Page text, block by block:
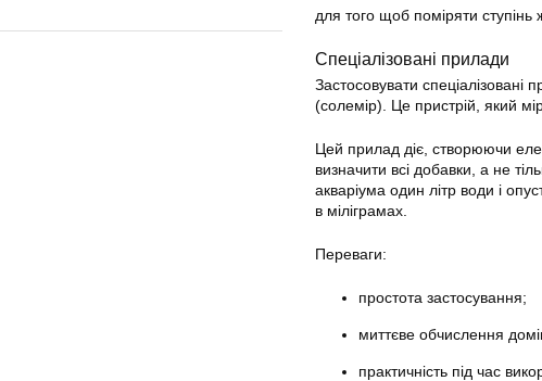
для того щоб поміряти ступінь
Спеціалізовані прилади
Застосовувати
(солемір). Це пристрій, який
Цей прилад діє, створюючи
визначити всі добавки, а не
акваріума один літр води і
в міліграмах.
Переваги:
простота застосування;
миттєве обчислення
практичність під час